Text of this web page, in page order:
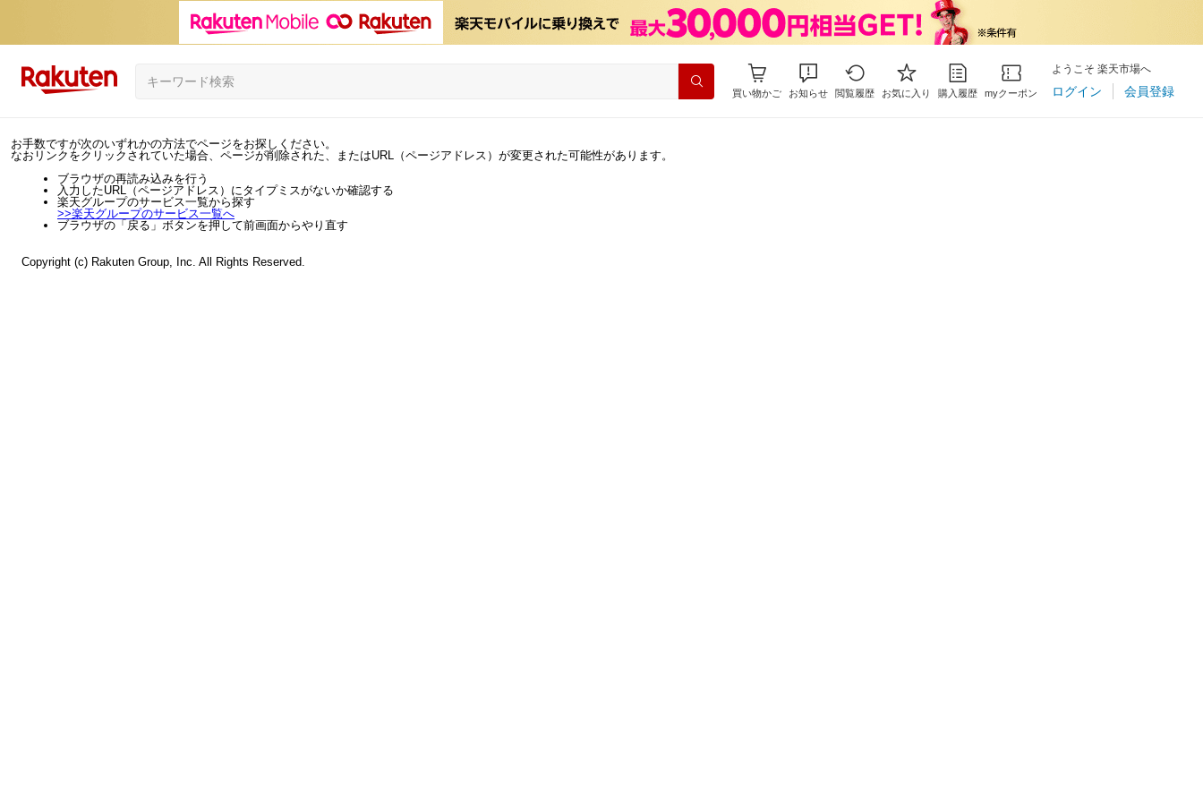
買い物かご お知らせ 閲覧履歴 お気に入り 購入履歴 myクーポン
ようこそ 楽天市場へ
ログイン 会員登録
お手数ですが次のいずれかの方法でページをお探しください。
なおリンクをクリックされていた場合、ページが削除された、またはURL（ページアドレス）が変更された可能性があります。
ブラウザの再読み込みを行う
入力したURL（ページアドレス）にタイプミスがないか確認する
楽天グループのサービス一覧から探す
>>楽天グループのサービス一覧へ
ブラウザの「戻る」ボタンを押して前画面からやり直す
Copyright (c) Rakuten Group, Inc. All Rights Reserved.